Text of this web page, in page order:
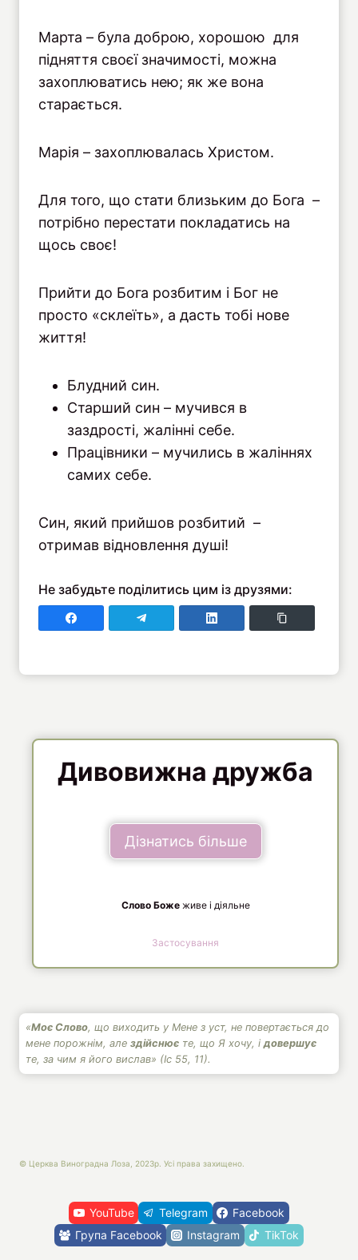
Марта – була доброю, хорошою для
підняття своєї значимості, можна
захоплюватись нею; як же вона
старається.
Марія – захоплювалась Христом.
Для того, що стати близьким до Бога –
потрібно перестати покладатись на
щось своє!
Прийти до Бога розбитим і Бог не
просто «склеїть», а дасть тобі нове
життя!
Блудний син.
Старший син – мучився в
заздрості, жалінні себе.
Працівники – мучились в жаліннях
самих себе.
Син, який прийшов розбитий –
отримав відновлення душі!
Не забудьте поділитись цим із друзями:
Поділитись у FacebooПоділитись у TelegramПоділитись у LinkedIn
Дивовижна дружба
Дізнатись більше
Слово Божеживе і діяльне
Застосування
«Моє Слово, що виходить у Мене з уст, не повертається до
мене порожнім, але здійснює те, що Я хочу, і довершує
те, за чим я його вислав» (Іс 55, 11).
© Церква Виноградна Лоза, 2023р. Усі права захищено.
YouTube Telegram
Facebook
Група Facebook
Instagram TikTok